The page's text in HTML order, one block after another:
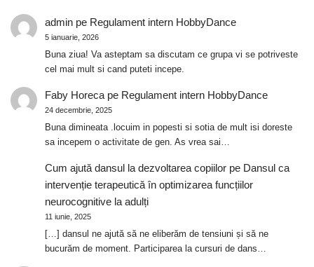
adminpe Regulament intern HobbyDance
5 ianuarie, 2026
Buna ziua! Va asteptam sa discutam ce grupa vi se potriveste
cel mai mult si cand puteti incepe.
Faby Horecape Regulament intern HobbyDance
24 decembrie, 2025
Buna dimineata .locuim in popesti si sotia de mult isi doreste
sa incepem o activitate de gen. As vrea sai…
Cum ajută dansul la dezvoltarea copiilorpe Dansul ca
intervenție terapeutică în optimizarea funcțiilor
neurocognitive la adulți
11 iunie, 2025
[…] dansul ne ajută să ne eliberăm de tensiuni și să ne
bucurăm de moment. Participarea la cursuri de dans…